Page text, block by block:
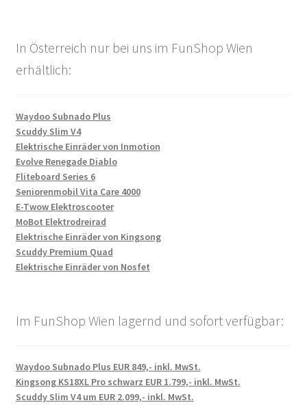
In Österreich nur bei uns im FunShop Wien
erhältlich:
Waydoo Subnado Plus
Scuddy Slim V4
Elektrische Einräder von Inmotion
Evolve Renegade Diablo
Fliteboard Series 6
Seniorenmobil Vita Care 4000
E-Twow Elektroscooter
MoBot Elektrodreirad
Elektrische Einräder von Kingsong
Scuddy Premium Quad
Elektrische Einräder von Nosfet
Im FunShop Wien lagernd und sofort verfügbar:
Waydoo Subnado Plus EUR 849,- inkl. MwSt.
Kingsong KS18XL Pro schwarz EUR 1.799,- inkl. MwSt.
Scuddy Slim V4 um EUR 2.099,- inkl. MwSt.